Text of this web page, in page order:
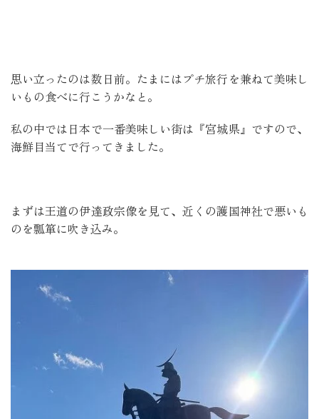
思い立ったのは数日前。たまにはプチ旅行を兼ねて美味し
いもの食べに行こうかなと。
私の中では日本で一番美味しい街は『宮城県』ですので、
海鮮目当てで行ってきました。
まずは王道の伊達政宗像を見て、近くの護国神社で悪いも
のを瓢箪に吹き込み。